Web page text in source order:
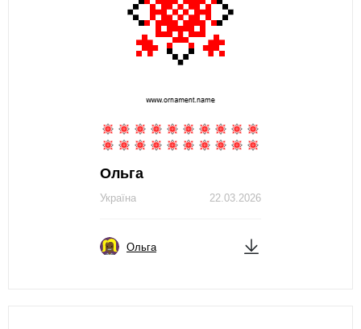
Ольга
22.03.2026
Україна
Ольга